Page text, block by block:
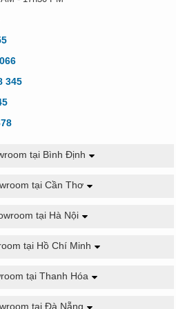
nghiệp
chiên công nghiệp
xe đẩy thức ăn
,bẫy mỡ
345
tại Bình Định
tại Cần Thơ
tại Hà Nội
tại Hồ Chí Minh
tại Thanh Hóa
tại Đà Nẵng